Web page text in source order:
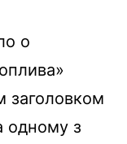
о
заголовком
одному з